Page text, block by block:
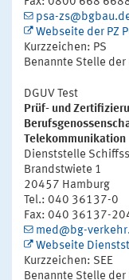
psa-
Webseite der PZ
Kurzzeichen: PS
Benannte Stelle der
DGUV Test
Prüf- und
Telekommunikation
Dienststelle
Brandstwiete 1
20457 Hamburg
Tel.: 040 36137-0
Fax: 040 36137-
med@bg-
Webseite
Kurzzeichen: SEE
Benannte Stelle der